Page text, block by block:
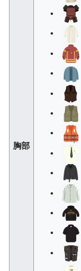
胸部